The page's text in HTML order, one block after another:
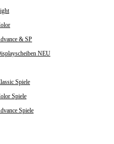
& SP
NEU
Spiele
Spiele
Spiele